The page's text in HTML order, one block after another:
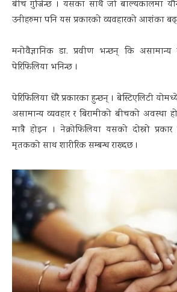
बीच गुज्रिन्छ । यसका साथै जो बाल्यकालमा
उनीहरुमा पनि यस प्रकारको व्यवहारको आशंका
मनोवैज्ञानिक डा. प्रवीण भन्छन् कि
पेरिफिलिया भनिन्छ ।
पेरिफिलिया धेरै प्रकारका हुन्छन् । बेस्टिएलिटी
असामान्य व्यवहार र बिरामीको बीचको अवस्था
मात्रै होइन । नेक्रोफिलिया यसको दोस्रो
मृतकको साथ शारीरिक सम्बन्ध राख्दछ ।